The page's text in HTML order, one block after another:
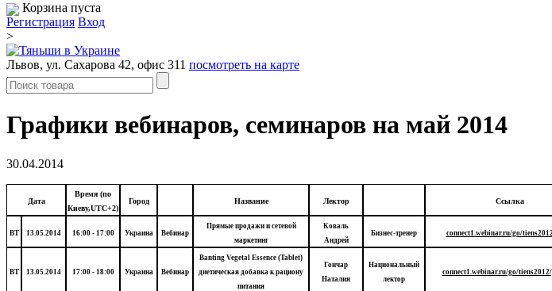
Корзина пуста
Регистрация Вход
>
Львов, ул. Сахарова 42, офис 311 посмотреть на карте
Графики вебинаров, семинаров на май 2014
30.04.2014
Дата
Время (по
Киеву,UTC+2)
Город Название Лектор Ссылка
ВТ 13.05.2014 16:00 - 17:00 Украина Вебинар
Прямые продажи и сетевой
маркетинг
Коваль
Андрей
Бизнес-тренер connect1.webinar.ru/go/
ВТ 13.05.2014 17:00 - 18:00 Украина Вебинар
Banting Vegetal Essence (Tablet)
диетическая добавка к рациону
питания
Гончар
Наталия
Национальный
лектор
connect1.webinar.ru/go/